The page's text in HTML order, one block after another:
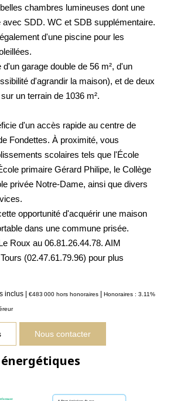
chambres lumineuses dont une
avec SDD. WC et SDB supplémentaire.
d'une piscine pour les
garage double de 56 m², d'un
d'agrandir la maison), et de deux
un terrain de 1036 m².
d'un accès rapide au centre de
Fondettes. À proximité, vous
scolaires tels que l'École
primaire Gérard Philipe, le Collège
privée Notre-Dame, ainsi que divers
opportunité d'acquérir une maison
dans une commune prisée.
Roux au 06.81.26.44.78. AIM
(02.47.61.79.96) pour plus
inclus | €483 000 hors honoraires | Honoraires : 3.11%
Nous contacter